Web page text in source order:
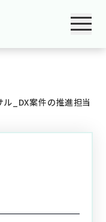
ル_DX案件の推進担当